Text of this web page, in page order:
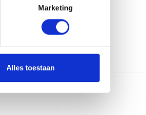
Marketing
Alles toestaan